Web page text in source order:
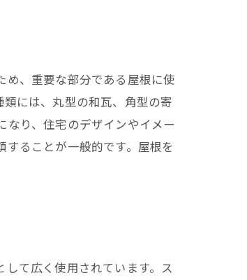
め、重要な部分である屋根に使
には、丸型の和瓦、角型の寄
り、住宅のデザインやイメー
ることが一般的です。屋根を
て広く使用されています。ス